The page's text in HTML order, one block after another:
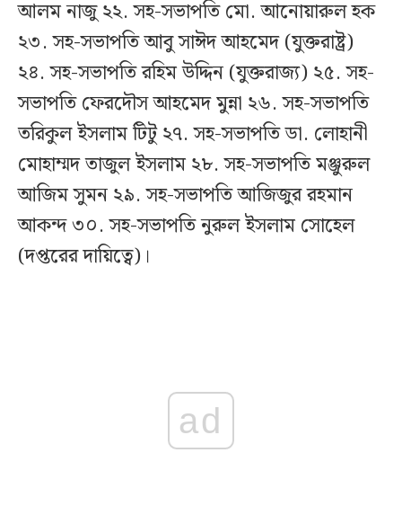
আলম নাজু ২২. সহ-সভাপতি মো. আনোয়ারুল হক
২৩. সহ-সভাপতি আবু সাঈদ আহমেদ (যুক্তরাষ্ট্র)
২৪. সহ-সভাপতি রহিম উদ্দিন (যুক্তরাজ্য) ২৫. সহ-
সভাপতি ফেরদৌস আহমেদ মুন্না ২৬. সহ-সভাপতি
তরিকুল ইসলাম টিটু ২৭. সহ-সভাপতি ডা. লোহানী
মোহাম্মদ তাজুল ইসলাম ২৮. সহ-সভাপতি মঞ্জুরুল
আজিম সুমন ২৯. সহ-সভাপতি আজিজুর রহমান
আকন্দ ৩০. সহ-সভাপতি নুরুল ইসলাম সোহেল
(দপ্তরের দায়িত্বে)।
ad